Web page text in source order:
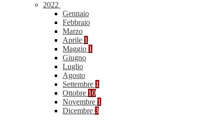
2022
Gennaio
Febbraio
Marzo
Aprile 1
Maggio 1
Giugno
Luglio
Agosto
Settembre 1
Ottobre 10
Novembre 1
Dicembre 3